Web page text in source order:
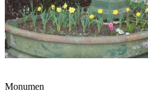
Monumen